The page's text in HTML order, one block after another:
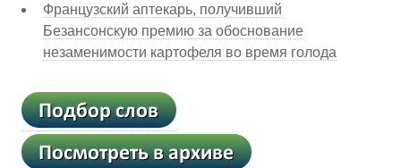
Французский аптекарь, получивший
Безансонскую премию за обоснование
незаменимости картофеля во время голода